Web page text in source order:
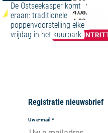
De Ostseekasper komt
eraan: traditionele
poppenvoorstelling elke
vrijdag in het kuurpark
Registratie nieuwsbrief
Uw e-mail *